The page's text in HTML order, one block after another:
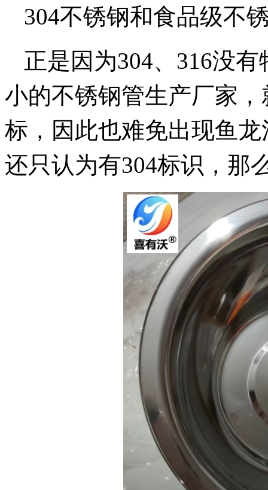
304不锈钢和食品级不
正是因为304、316没
小的不锈钢管生产厂家
标，因此也难免出现鱼
还只认为有304标识，那